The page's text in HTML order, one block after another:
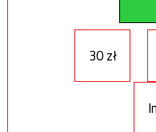
30 zł